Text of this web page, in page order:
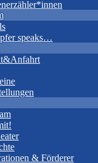
speaks…
& Förderer